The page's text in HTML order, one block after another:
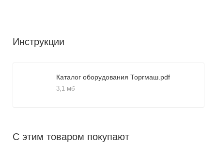
Инструкции
Каталог оборудования Торгмаш.pdf
3,1 мб
С этим товаром покупают